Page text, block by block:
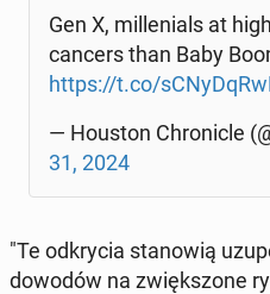
Gen X, mil­le­nials at
cancers than Baby
https://t.co/
— Houston Chro­nic­le
31, 2024
"Te od­kry­cia sta­no­wią
dowodów na zwięk­szo­ne